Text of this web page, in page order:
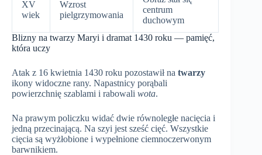
XV
wiek
Wzrost
pielgrzymowania
centrum
duchowym
Blizny na twarzy Maryi i dramat 1430 roku — pamięć,
która uczy
Atak z 16 kwietnia 1430 roku pozostawił na twarzy
ikony widoczne rany. Napastnicy porąbali
powierzchnię szablami i rabowali wota.
Na prawym policzku widać dwie równoległe nacięcia i
jedną przecinającą. Na szyi jest sześć cięć. Wszystkie
cięcia są wyżłobione i wypełnione ciemnoczerwonym
barwnikiem.